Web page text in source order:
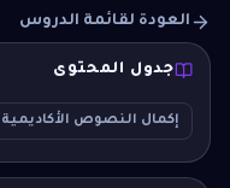
العودة لقائمة الدروس
جدول المحتوى
إكمال النصوص الأكاديمية